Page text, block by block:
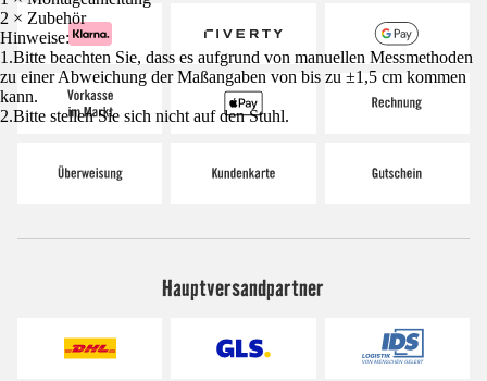
2 × Zubehör
Hinweise:
1.Bitte beachten Sie, dass es aufgrund von manuellen Messmethoden
zu einer Abweichung der Maßangaben von bis zu ±1,5 cm kommen
kann.
2.Bitte stellen Sie sich nicht auf den Stuhl.
Hauptversandpartner